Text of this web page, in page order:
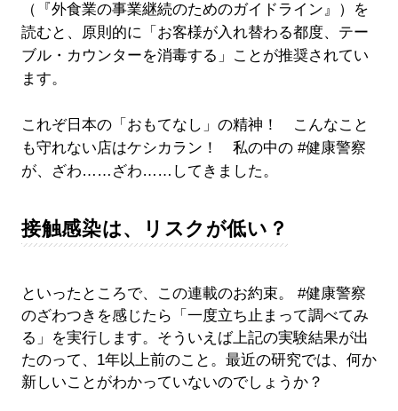
（『外食業の事業継続のためのガイドライン』）を
読むと、原則的に「お客様が入れ替わる都度、テー
ブル・カウンターを消毒する」ことが推奨されてい
ます。
これぞ日本の「おもてなし」の精神！ こんなこと
も守れない店はケシカラン！ 私の中の #健康警察
が、ざわ……ざわ……してきました。
接触感染は、リスクが低い？
といったところで、この連載のお約束。 #健康警察
のざわつきを感じたら「一度立ち止まって調べてみ
る」を実行します。そういえば上記の実験結果が出
たのって、1年以上前のこと。最近の研究では、何か
新しいことがわかっていないのでしょうか？